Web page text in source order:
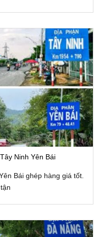
Ninh Yên Bái
Bái ghép hàng giá tốt.